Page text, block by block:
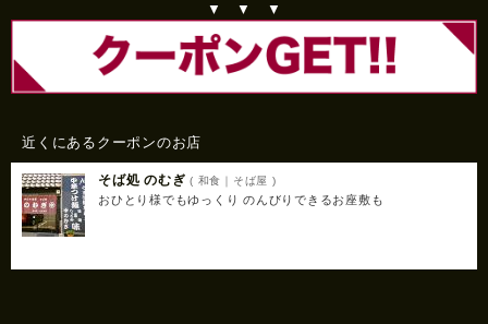
▼ ▼ ▼
近くにあるクーポンのお店
そば処 のむぎ ( 和食｜そば屋 )
おひとり様でもゆっくり のんびりできるお座敷も